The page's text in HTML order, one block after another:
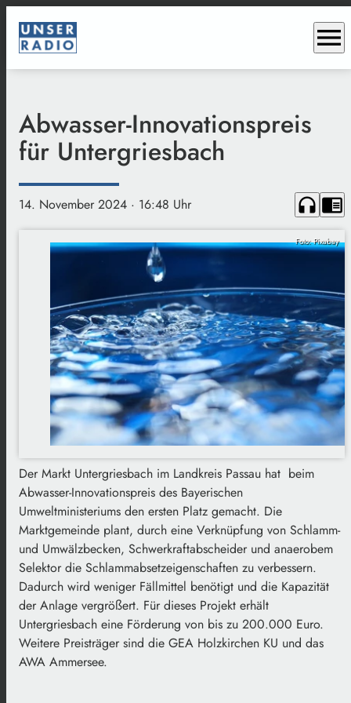
menu
Abwasser-Innovationspreis
für Untergriesbach
14. November 2024 · 16:48 Uhr headphones chrome_reader_mode
Foto: Pixabay
Der Markt Untergriesbach im Landkreis Passau hat beim
Abwasser-Innovationspreis des Bayerischen
Umweltministeriums den ersten Platz gemacht. Die
Marktgemeinde plant, durch eine Verknüpfung von Schlamm-
und Umwälzbecken, Schwerkraftabscheider und anaerobem
Selektor die Schlammabsetzeigenschaften zu verbessern.
Dadurch wird weniger Fällmittel benötigt und die Kapazität
der Anlage vergrößert. Für dieses Projekt erhält
Untergriesbach eine Förderung von bis zu 200.000 Euro.
Weitere Preisträger sind die GEA Holzkirchen KU und das
AWA Ammersee.